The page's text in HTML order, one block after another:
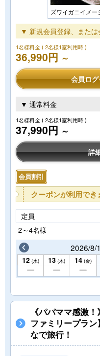
ズワイガニイメー
▼ 新規会員登録、また
1名様料金( 2名様1室利用時 )
36,990円 ～
会員ロ
▼ 通常料金
1名様料金( 2名様1室利用時 )
37,990円 ～
詳
会員割引
クーポンが利用でき
定員
2～4名様
2026/8/
12 (水) 13 (木) 14 (金)
《パパママ感激
ファミリープラ
なで旅行！